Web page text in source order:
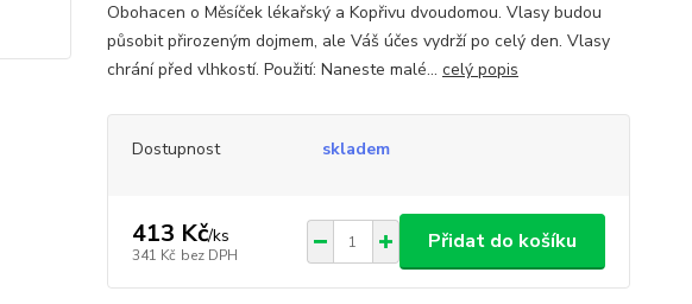
Obohacen o Měsíček lékařský a Kopřivu dvoudomou. Vlasy budou
působit přirozeným dojmem, ale Váš účes vydrží po celý den. Vlasy
chrání před vlhkostí. Použití: Naneste malé... celý popis
Dostupnost skladem
413 Kč/ks
341 Kč bez DPH
Přidat do košíku